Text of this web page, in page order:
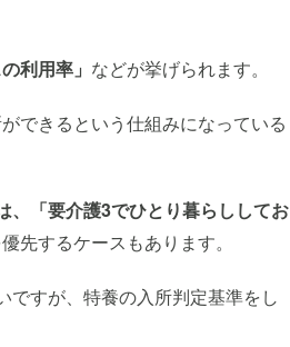
利用率」 などが挙げられます。
できるという仕組みになっている
、「要介護3でひとり暮らししてお
先するケースもあります。
ですが、特養の入所判定基準をし